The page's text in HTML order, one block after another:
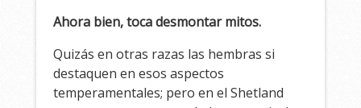
Ahora bien, toca desmontar mitos.
Quizás en otras razas las hembras si
destaquen en esos aspectos
temperamentales; pero en el Shetland